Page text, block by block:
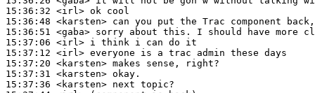
15:36:32 <irl>
15:36:48 <karsten>
15:36:51 <gaba>
15:37:06 <irl>
15:37:12 <irl>
15:37:20 <karsten>
15:37:31 <karsten>
15:37:36 <karsten>